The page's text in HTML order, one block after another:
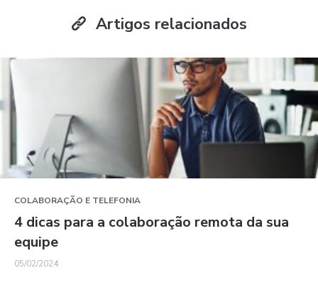
Artigos relacionados
COLABORAÇÃO E TELEFONIA
4 dicas para a colaboração remota da sua
equipe
05/02/2024